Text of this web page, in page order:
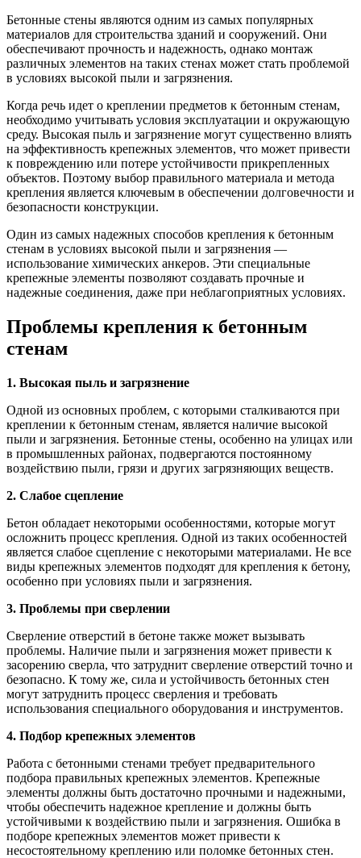
Бетонные стены являются одним из самых популярных
материалов для строительства зданий и сооружений. Они
обеспечивают прочность и надежность, однако монтаж
различных элементов на таких стенах может стать проблемой
в условиях высокой пыли и загрязнения.
Когда речь идет о креплении предметов к бетонным стенам,
необходимо учитывать условия эксплуатации и окружающую
среду. Высокая пыль и загрязнение могут существенно влиять
на эффективность крепежных элементов, что может привести
к повреждению или потере устойчивости прикрепленных
объектов. Поэтому выбор правильного материала и метода
крепления является ключевым в обеспечении долговечности и
безопасности конструкции.
Один из самых надежных способов крепления к бетонным
стенам в условиях высокой пыли и загрязнения —
использование химических анкеров. Эти специальные
крепежные элементы позволяют создавать прочные и
надежные соединения, даже при неблагоприятных условиях.
Проблемы крепления к бетонным
стенам
1. Высокая пыль и загрязнение
Одной из основных проблем, с которыми сталкиваются при
креплении к бетонным стенам, является наличие высокой
пыли и загрязнения. Бетонные стены, особенно на улицах или
в промышленных районах, подвергаются постоянному
воздействию пыли, грязи и других загрязняющих веществ.
2. Слабое сцепление
Бетон обладает некоторыми особенностями, которые могут
осложнить процесс крепления. Одной из таких особенностей
является слабое сцепление с некоторыми материалами. Не все
виды крепежных элементов подходят для крепления к бетону,
особенно при условиях пыли и загрязнения.
3. Проблемы при сверлении
Сверление отверстий в бетоне также может вызывать
проблемы. Наличие пыли и загрязнения может привести к
засорению сверла, что затруднит сверление отверстий точно и
безопасно. К тому же, сила и устойчивость бетонных стен
могут затруднить процесс сверления и требовать
использования специального оборудования и инструментов.
4. Подбор крепежных элементов
Работа с бетонными стенами требует предварительного
подбора правильных крепежных элементов. Крепежные
элементы должны быть достаточно прочными и надежными,
чтобы обеспечить надежное крепление и должны быть
устойчивыми к воздействию пыли и загрязнения. Ошибка в
подборе крепежных элементов может привести к
несостоятельному креплению или поломке бетонных стен.